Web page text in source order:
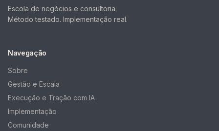
Escola de negócios e consultoria.
Método testado. Implementação real.
Navegação
Sobre
Gestão e Escala
Execução e Tração com IA
Implementação
Comunidade